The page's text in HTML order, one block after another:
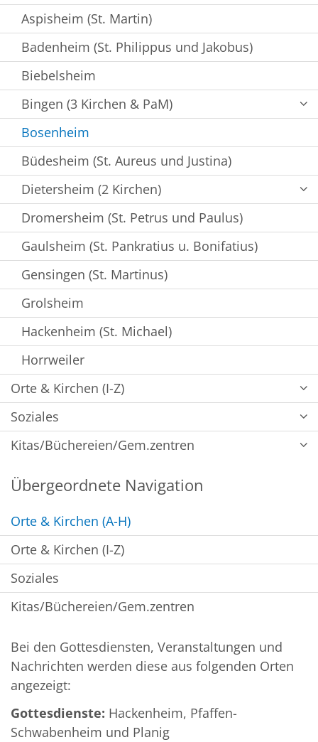
Aspisheim (St. Martin)
Badenheim (St. Philippus und Jakobus)
Biebelsheim
Bingen (3 Kirchen & PaM)
Bosenheim
Büdesheim (St. Aureus und Justina)
Dietersheim (2 Kirchen)
Dromersheim (St. Petrus und Paulus)
Gaulsheim (St. Pankratius u. Bonifatius)
Gensingen (St. Martinus)
Grolsheim
Hackenheim (St. Michael)
Horrweiler
Orte & Kirchen (I-Z)
Soziales
Kitas/Büchereien/Gem.zentren
Übergeordnete Navigation
Orte & Kirchen (A-H)
Orte & Kirchen (I-Z)
Soziales
Kitas/Büchereien/Gem.zentren
Bei den Gottesdiensten, Veranstaltungen und
Nachrichten werden diese aus folgenden Orten
angezeigt:
Gottesdienste: Hackenheim, Pfaffen-
Schwabenheim und Planig